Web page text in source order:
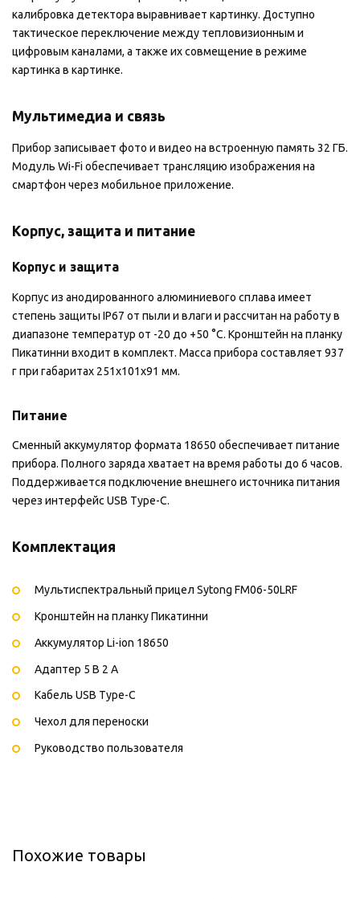
калибровка детектора выравнивает картинку. Доступно
тактическое переключение между тепловизионным и
цифровым каналами, а также их совмещение в режиме
картинка в картинке.
Мультимедиа и связь
Прибор записывает фото и видео на встроенную память 32 ГБ.
Модуль Wi-Fi обеспечивает трансляцию изображения на
смартфон через мобильное приложение.
Корпус, защита и питание
Корпус и защита
Корпус из анодированного алюминиевого сплава имеет
степень защиты IP67 от пыли и влаги и рассчитан на работу в
диапазоне температур от -20 до +50 °C. Кронштейн на планку
Пикатинни входит в комплект. Масса прибора составляет 937
г при габаритах 251x101x91 мм.
Питание
Сменный аккумулятор формата 18650 обеспечивает питание
прибора. Полного заряда хватает на время работы до 6 часов.
Поддерживается подключение внешнего источника питания
через интерфейс USB Type-C.
Комплектация
Мультиспектральный прицел Sytong FM06-50LRF
Кронштейн на планку Пикатинни
Аккумулятор Li-ion 18650
Адаптер 5 В 2 А
Кабель USB Type-C
Чехол для переноски
Руководство пользователя
Похожие товары